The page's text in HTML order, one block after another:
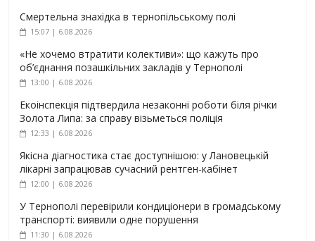
Смертельна знахідка в тернопільському полі
15:07 | 6.08.2026
«Не хочемо втратити колективи»: що кажуть про
об’єднання позашкільних закладів у Тернополі
13:00 | 6.08.2026
Екоінспекція підтвердила незаконні роботи біля річки
Золота Липа: за справу візьметься поліція
12:33 | 6.08.2026
Якісна діагностика стає доступнішою: у Лановецькій
лікарні запрацював сучасний рентген-кабінет
12:00 | 6.08.2026
У Тернополі перевірили кондиціонери в громадському
транспорті: виявили одне порушення
11:30 | 6.08.2026